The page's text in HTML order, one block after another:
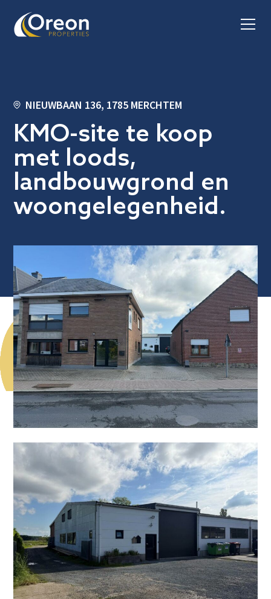
NIEUWBAAN 136, 1785 MERCHTEM
KMO-site te koop
met loods,
landbouwgrond en
woongelegenheid.